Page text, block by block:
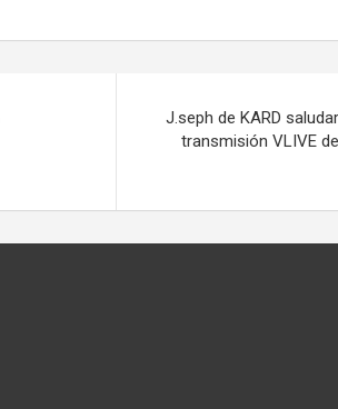
J.seph de KARD
transmisión VLIVE